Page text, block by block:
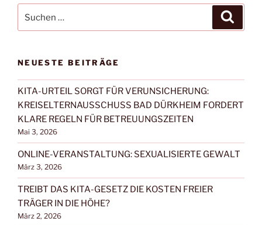
nach:
NEUESTE BEITRÄGE
KITA-URTEIL SORGT FÜR VERUNSICHERUNG:
KREISELTERNAUSSCHUSS BAD DÜRKHEIM FORDERT
KLARE REGELN FÜR BETREUUNGSZEITEN
Mai 3, 2026
ONLINE-VERANSTALTUNG: SEXUALISIERTE GEWALT
März 3, 2026
TREIBT DAS KITA-GESETZ DIE KOSTEN FREIER
TRÄGER IN DIE HÖHE?
März 2, 2026